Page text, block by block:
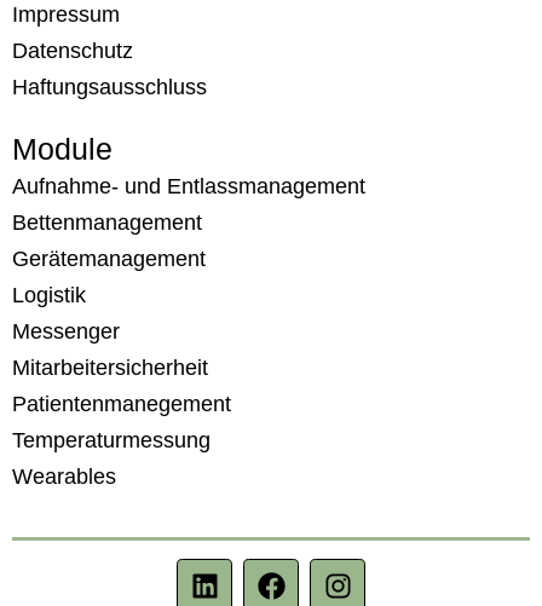
Impressum
Datenschutz
Haftungsausschluss
Module
Aufnahme- und Entlassmanagement
Bettenmanagement
Gerätemanagement
Logistik
Messenger
Mitarbeitersicherheit
Patientenmanegement
Temperaturmessung
Wearables
L
i
F
a
I
n